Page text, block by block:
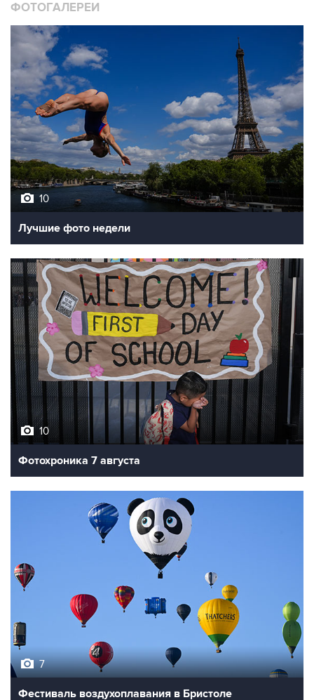
ФОТОГАЛЕРЕИ
10
Лучшие фото недели
10
Фотохроника 7 августа
7
Фестиваль воздухоплавания в Бристоле